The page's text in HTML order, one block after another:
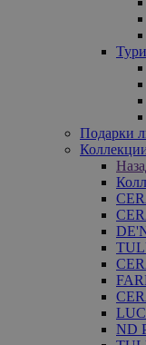
Подарки
ND